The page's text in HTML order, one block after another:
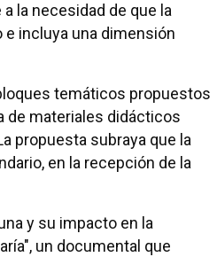
la necesidad de que la
incluya una dimensión
temáticos propuestos
de materiales didácticos
propuesta subraya que la
en la recepción de la
y su impacto en la
un documental que